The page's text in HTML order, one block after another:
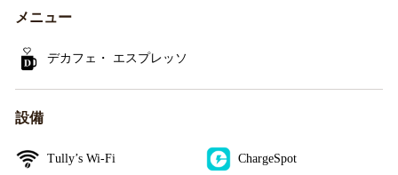
メニュー
デカフェ・ エスプレッソ
設備
Tully’s Wi-Fi ChargeSpot